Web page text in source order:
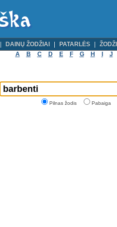
DAINŲ ŽODŽIAI PATARLĖS
A
B C D E F G H J
Pilnas žodis Pabaiga